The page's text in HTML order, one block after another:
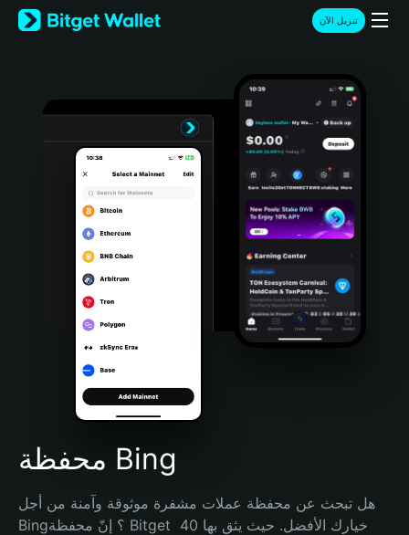
English
日本語
Türkçe
Português (Portugal)
Bahasa Indonesia
Português (Brasil)
Español (Argentina)
تنزيل الآن
محفظة Bing
هل تبحث عن محفظة عملات مشفرة موثوقة وآمنة من أجل
Bing؟ إنّ محفظة Bitget خيارك الأفضل. حيث يثق بها 40